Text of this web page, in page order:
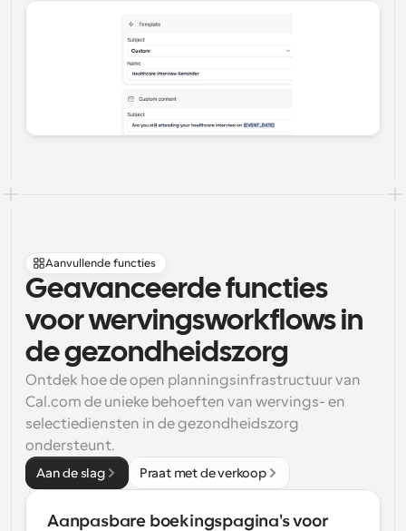
Aanvullende functies
Geavanceerde functies
voor wervingsworkflows in
de gezondheidszorg
Ontdek hoe de open planningsinfrastructuur van
Cal.com de unieke behoeften van wervings- en
selectiediensten in de gezondheidszorg
ondersteunt.
Aan de slag Praat met de verkoop
Aanpasbare boekingspagina's voor